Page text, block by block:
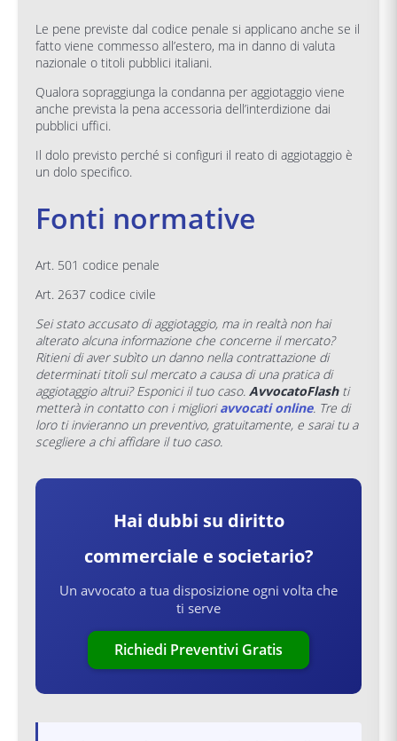
Le pene previste dal codice penale si applicano anche se il
fatto viene commesso all’estero, ma in danno di valuta
nazionale o titoli pubblici italiani.
Qualora sopraggiunga la condanna per aggiotaggio viene
anche prevista la pena accessoria dell’interdizione dai
pubblici uffici.
Il dolo previsto perché si configuri il reato di aggiotaggio è
un dolo specifico.
Fonti normative
Art. 501 codice penale
Art. 2637 codice civile
Sei stato accusato di aggiotaggio, ma in realtà non hai
alterato alcuna informazione che concerne il mercato?
Ritieni di aver subìto un danno nella contrattazione di
determinati titoli sul mercato a causa di una pratica di
aggiotaggio altrui? Esponici il tuo caso. AvvocatoFlash ti
metterà in contatto con i miglioriavvocati online. Tre di
loro ti invieranno un preventivo, gratuitamente, e sarai tu a
scegliere a chi affidare il tuo caso.
Hai dubbi su diritto
commerciale e societario?
Un avvocato a tua disposizione ogni volta che
ti serve
Richiedi Preventivi Gratis